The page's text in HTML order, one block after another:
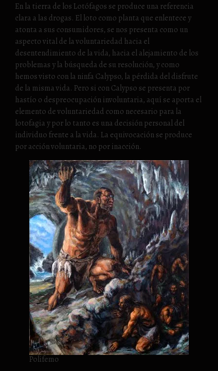
En la tierra de los Lotófagos se produce una referencia
clara a las drogas. El loto como planta que enlentece y
atonta a sus consumidores, se nos presenta como un
aspecto vital de la voluntariedad hacia el
desentendimiento de la vida, hacia el alejamiento de los
problemas y la búsqueda de su resolución, y como
hemos visto con la ninfa Calypso, la pérdida del disfrute
de la misma vida. Pero si con Calypso se presenta por
hastío o despreocupación involuntaria, aquí se aporta el
elemento de voluntariedad como necesario para la
lotofagia y por lo tanto es una decisión personal del
individuo frente a la vida. La equivocación se produce
por acción voluntaria, no por inacción.
Polifemo